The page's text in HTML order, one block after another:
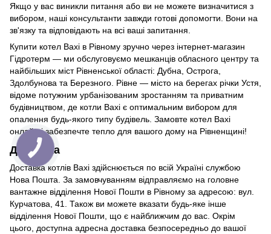
Якщо у вас виникли питання або ви не можете визначитися з
вибором, наші консультанти завжди готові допомогти. Вони на
зв'язку та відповідають на всі ваші запитання.
Купити котел Baxi в Рівному зручно через інтернет-магазин
Гідротерм — ми обслуговуємо мешканців обласного центру та
найбільших міст Рівненської області: Дубна, Острога,
Здолбунова та Березного. Рівне — місто на берегах річки Устя,
відоме потужним урбанізованим зростанням та приватним
будівництвом, де котли Baxi є оптимальним вибором для
опалення будь-якого типу будівель. Замовте котел Baxi
онлайн і забезпечте тепло для вашого дому на Рівненщині!
Доставка
Доставка котлів Baxi здійснюється по всій Україні службою
Нова Пошта. За замовчуванням відправляємо на головне
вантажне відділення Нової Пошти в Рівному за адресою: вул.
Курчатова, 41. Також ви можете вказати будь-яке інше
відділення Нової Пошти, що є найближчим до вас. Окрім
цього, доступна адресна доставка безпосередньо до вашої